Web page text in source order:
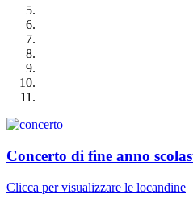
Concerto di fine anno
Clicca per visualizzare le locandine